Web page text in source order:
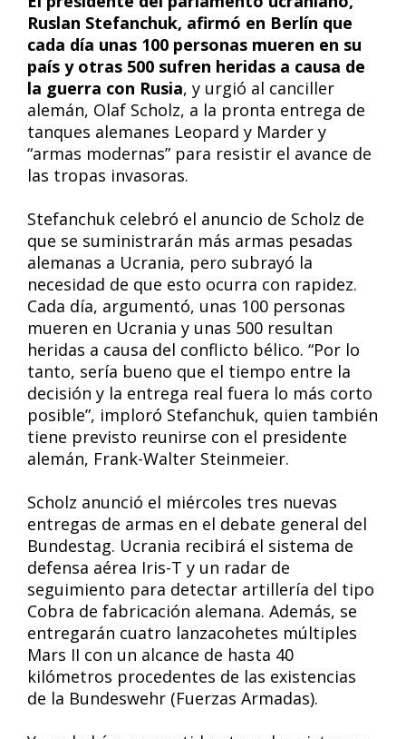
Ruslan Stefanchuk, afirmó en Berlín que
cada día unas 100 personas mueren en su
país y otras 500 sufren heridas a causa de
la guerra con Rusia, y urgió al canciller
alemán, Olaf Scholz, a la pronta entrega de
tanques alemanes Leopard y Marder y
“armas modernas” para resistir el avance de
las tropas invasoras.
Stefanchuk celebró el anuncio de Scholz de
que se suministrarán más armas pesadas
alemanas a Ucrania, pero subrayó la
necesidad de que esto ocurra con rapidez.
Cada día, argumentó, unas 100 personas
mueren en Ucrania y unas 500 resultan
heridas a causa del conflicto bélico. “Por lo
tanto, sería bueno que el tiempo entre la
decisión y la entrega real fuera lo más corto
posible”, imploró Stefanchuk, quien también
tiene previsto reunirse con el presidente
alemán, Frank-Walter Steinmeier.
Scholz anunció el miércoles tres nuevas
entregas de armas en el debate general del
Bundestag. Ucrania recibirá el sistema de
defensa aérea Iris-T y un radar de
seguimiento para detectar artillería del tipo
Cobra de fabricación alemana. Además, se
entregarán cuatro lanzacohetes múltiples
Mars II con un alcance de hasta 40
kilómetros procedentes de las existencias
de la Bundeswehr (Fuerzas Armadas).